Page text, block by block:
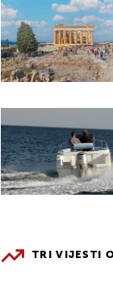
TRI VIJESTI